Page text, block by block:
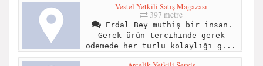
Vestel Yetkili Satış Mağazası
397 metre
Erdal Bey müthiş bir insan.
Gerek ürün tercihinde gerek
ödemede her türlü kolaylığı g...